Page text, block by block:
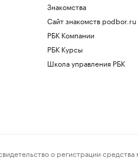
Знакомства
Сайт знакомств podbor.ru
РБК Компании
РБК Курсы
Школа управления РБК
о регистрации средства